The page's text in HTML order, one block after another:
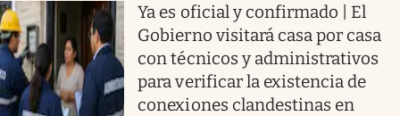
Ya es oficial y confirmado | El
Gobierno visitará casa por casa
con técnicos y administrativos
para verificar la existencia de
conexiones clandestinas en